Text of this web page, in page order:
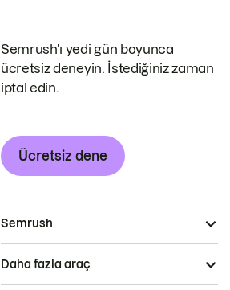
Semrush'ı yedi gün boyunca
ücretsiz deneyin. İstediğiniz zaman
iptal edin.
Ücretsiz dene
Semrush
Daha fazla araç